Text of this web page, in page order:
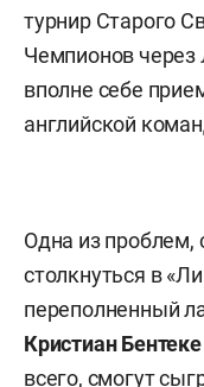
турнир Старого
Чемпионов через
вполне себе
английской
Одна из проблем,
столкнуться в
переполненный
Кристиан Бентеке
всего, смогут